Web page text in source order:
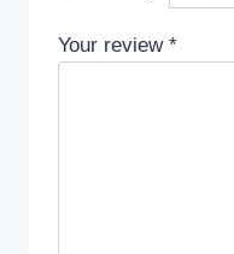
Your review *